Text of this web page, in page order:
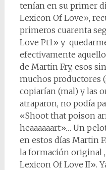
tenían en su primer
Lexicon Of Love»,
primeros cuarenta
Love Pt1» y
efectivamente
de Martin Fry, esos
muchos productores
copiarían (mal) y las
atraparon, no podía
«Shoot that poison
heaaaaaart»… Un
en estos días Martin
la formación original
Lexicon Of Love II».